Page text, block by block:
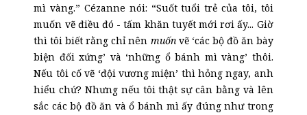
mì vàng.” Cézanne nói: “Suốt tuổi trẻ của tôi, tôi
muốn vẽ điều đó - tấm khăn tuyết mới rơi ấy... Giờ
thì tôi biết rằng chỉ nên muốn vẽ ‘các bộ đồ ăn bày
biện đối xứng’ và ‘những ổ bánh mì vàng’ thôi.
Nếu tôi cố vẽ ‘đội vương miện’ thì hỏng ngay, anh
hiểu chứ? Nhưng nếu tôi thật sự cân bằng và lên
sắc các bộ đồ ăn và ổ bánh mì ấy đúng như trong